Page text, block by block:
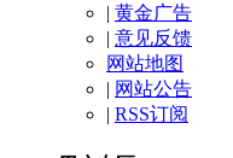
| 黄金广告
| 意见反馈
网站地图
| 网站公告
| RSS订阅